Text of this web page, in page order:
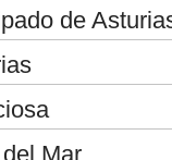
de
Mar